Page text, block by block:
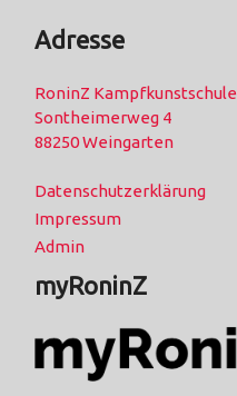
Adresse
RoninZ Kampfkunstschule
Sontheimerweg 4
88250 Weingarten
Datenschutzerklärung
Impressum
Admin
myRoninZ